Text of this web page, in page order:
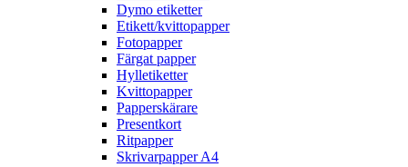
Dymo etiketter
Etikett/kvittopapper
Fotopapper
Färgat papper
Hylletiketter
Kvittopapper
Papperskärare
Presentkort
Ritpapper
Skrivarpapper A4